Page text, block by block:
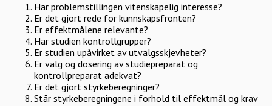
Har problemstillingen vitenskapelig interesse?
Er det gjort rede for kunnskapsfronten?
Er effektmålene relevante?
Har studien kontrollgrupper?
Er studien upåvirket av utvalgsskjevheter?
Er valg og dosering av studiepreparat og
kontrollpreparat adekvat?
Er det gjort styrkeberegninger?
Står styrkeberegningene i forhold til effektmål og krav